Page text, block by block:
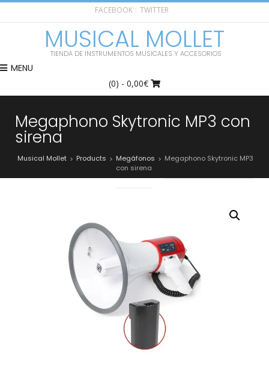
FACEBOOK TWITTER
MUSICAL MOLLET
TIENDA DE INSTRUMENTOS MUSICALES Y ACCESORIOS
MENU
(0) - 0,00€
Megaphono Skytronic MP3 con
sirena
Musical Mollet > Products > Megáfonos > Megaphono Skytronic MP3
con sirena